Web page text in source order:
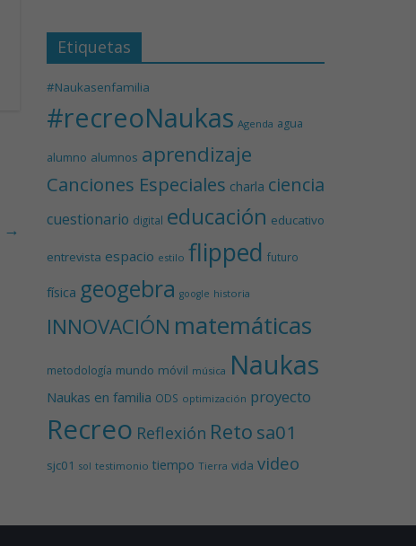
→
Etiquetas
#Naukasenfamilia
#recreoNaukas Agenda agua
alumno alumnos aprendizaje
Canciones Especiales charla ciencia
cuestionario digital educación educativo
entrevista espacio estilo flipped futuro
física geogebra google historia
INNOVACIÓN matemáticas
metodología mundo móvil música Naukas
Naukas en familia ODS optimización proyecto
Recreo Reflexión Reto sa01
sjc01 sol testimonio tiempo Tierra vida video